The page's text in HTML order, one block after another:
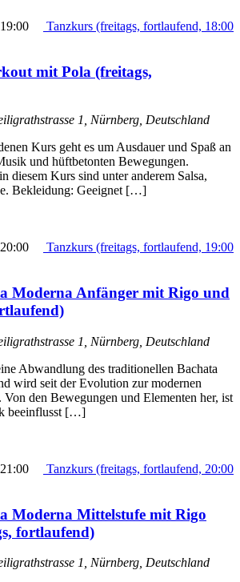
19:00
Tanzkurs (freitags, fortlaufend, 18:00
mit Pola (freitags,
1, Nürnberg, Deutschland
Kurs geht es um Ausdauer und Spaß an
und hüftbetonten Bewegungen.
diesem Kurs sind unter anderem Salsa,
Bekleidung: Geeignet […]
20:00
Tanzkurs (freitags, fortlaufend, 19:00
Moderna Anfänger mit Rigo und
1, Nürnberg, Deutschland
Abwandlung des traditionellen Bachata
wird seit der Evolution zur modernen
Von den Bewegungen und Elementen her, ist
beeinflusst […]
21:00
Tanzkurs (freitags, fortlaufend, 20:00
Moderna Mittelstufe mit Rigo
fortlaufend)
1, Nürnberg, Deutschland